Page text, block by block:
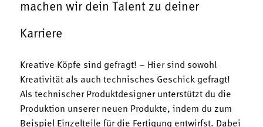
machen wir dein Talent zu deiner
Karriere
Kreative Köpfe sind gefragt! – Hier sind sowohl
Kreativität als auch technisches Geschick gefragt!
Als technischer Produktdesigner unterstützt du die
Produktion unserer neuen Produkte, indem du zum
Beispiel Einzelteile für die Fertigung entwirfst. Dabei